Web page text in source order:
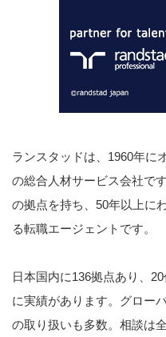
ランスタッドは、1960年に
の総合人材サービス会社で
の拠点を持ち、50年以上に
る転職エージェントです。
日本国内に136拠点あり、
に実績があります。グロー
の取り扱いも多数。相談は